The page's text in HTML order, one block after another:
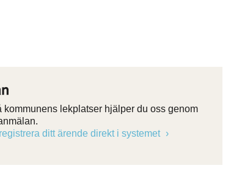
kommunens lekplatser hjälper du oss genom
ditt ärende direkt i systemet